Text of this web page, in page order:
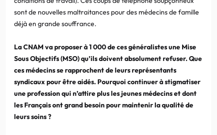
sont de nouvelles maltraitances pour des médecins de famille
déjà en grande souffrance.
La CNAM va proposer à 1 000 de ces généralistes une Mise
Sous Objectifs (MSO) qu’ils doivent absolument refuser. Que
ces médecins se rapprochent de leurs représentants
syndicaux pour être aidés. Pourquoi continuer à stigmatiser
une profession qui n’attire plus les jeunes médecins et dont
les Français ont grand besoin pour maintenir la qualité de
leurs soins ?